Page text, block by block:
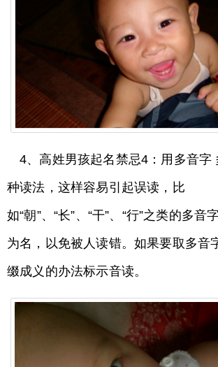
4、高姓男孩起名禁忌4：用多音字
种读法，这样容易引起误读，比
如“朝”、“长”、“干”、“行”之类的多音
为名，以免被人读错。如果要取多音
缀成义的办法标示音读。